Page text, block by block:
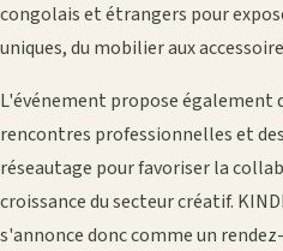
congolais et étrangers pour
uniques, du mobilier aux
L'événement propose également
rencontres professionnelles et
réseautage pour favoriser la
croissance du secteur créatif.
s'annonce donc comme un